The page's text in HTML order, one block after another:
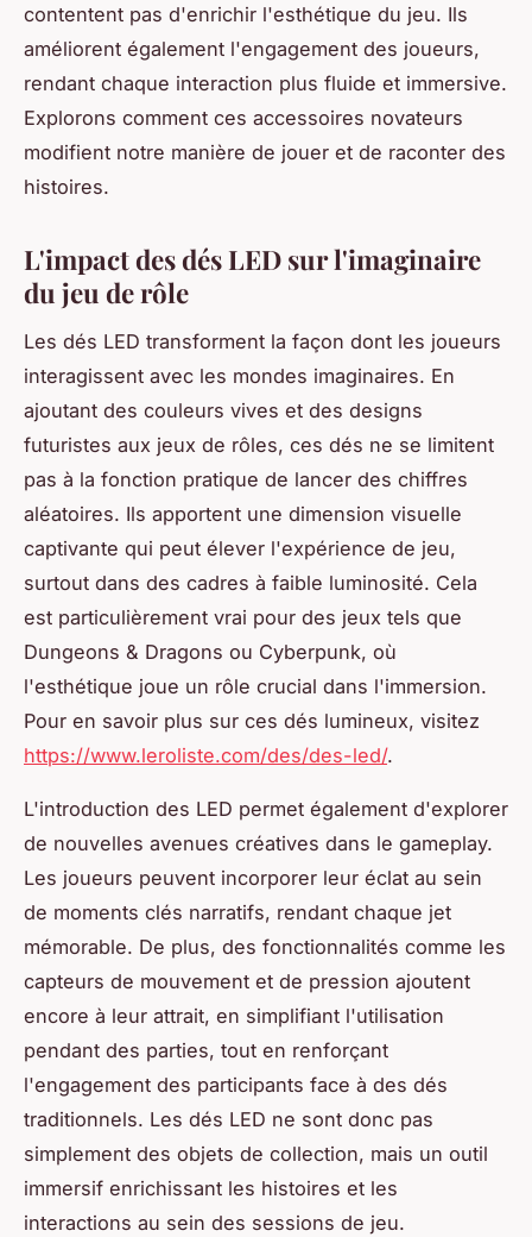
contentent pas d'enrichir l'esthétique du jeu. Ils
améliorent également l'engagement des joueurs,
rendant chaque interaction plus fluide et immersive.
Explorons comment ces accessoires novateurs
modifient notre manière de jouer et de raconter des
histoires.
L'impact des dés LED sur l'imaginaire
du jeu de rôle
Les dés LED transforment la façon dont les joueurs
interagissent avec les mondes imaginaires. En
ajoutant des couleurs vives et des designs
futuristes aux jeux de rôles, ces dés ne se limitent
pas à la fonction pratique de lancer des chiffres
aléatoires. Ils apportent une dimension visuelle
captivante qui peut élever l'expérience de jeu,
surtout dans des cadres à faible luminosité. Cela
est particulièrement vrai pour des jeux tels que
Dungeons & Dragons ou Cyberpunk, où
l'esthétique joue un rôle crucial dans l'immersion.
Pour en savoir plus sur ces dés lumineux, visitez
https://www.leroliste.com/des/des-led/.
L'introduction des LED permet également d'explorer
de nouvelles avenues créatives dans le gameplay.
Les joueurs peuvent incorporer leur éclat au sein
de moments clés narratifs, rendant chaque jet
mémorable. De plus, des fonctionnalités comme les
capteurs de mouvement et de pression ajoutent
encore à leur attrait, en simplifiant l'utilisation
pendant des parties, tout en renforçant
l'engagement des participants face à des dés
traditionnels. Les dés LED ne sont donc pas
simplement des objets de collection, mais un outil
immersif enrichissant les histoires et les
interactions au sein des sessions de jeu.